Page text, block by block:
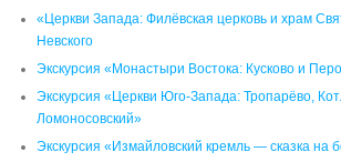
«Церкви Запада: Филёвская церковь и храм
Невского
Экскурсия «Монастыри Востока: Кусково и
Экскурсия «Церкви Юго-Запада: Тропарёво,
Ломоносовский»
Экскурсия «Измайловский кремль — сказка на